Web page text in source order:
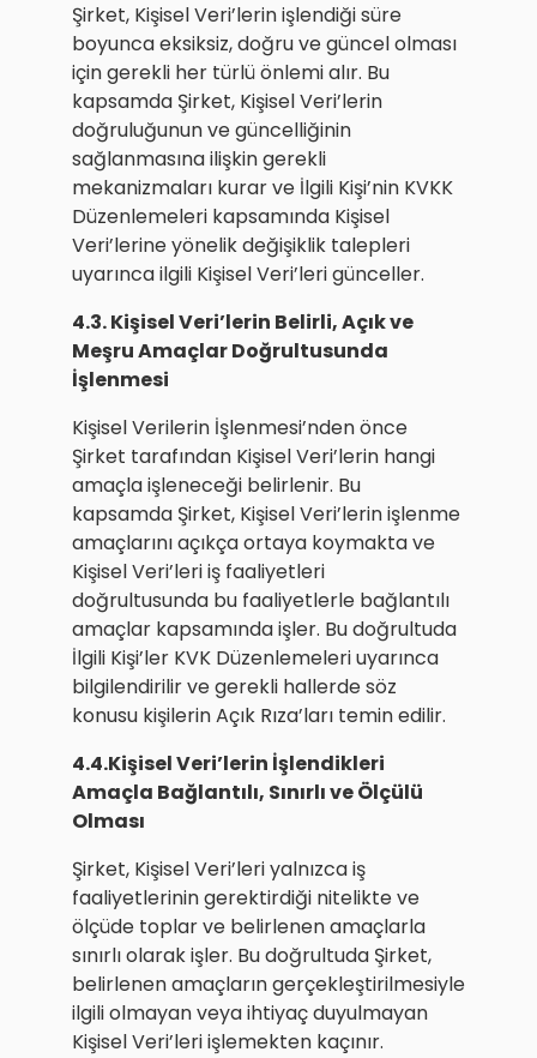
Şirket, Kişisel Veri’lerin işlendiği süre
boyunca eksiksiz, doğru ve güncel olması
için gerekli her türlü önlemi alır. Bu
kapsamda Şirket, Kişisel Veri’lerin
doğruluğunun ve güncelliğinin
sağlanmasına ilişkin gerekli
mekanizmaları kurar ve İlgili Kişi’nin KVKK
Düzenlemeleri kapsamında Kişisel
Veri’lerine yönelik değişiklik talepleri
uyarınca ilgili Kişisel Veri’leri günceller.
4.3. Kişisel Veri’lerin Belirli, Açık ve
Meşru Amaçlar Doğrultusunda
İşlenmesi
Kişisel Verilerin İşlenmesi’nden önce
Şirket tarafından Kişisel Veri’lerin hangi
amaçla işleneceği belirlenir. Bu
kapsamda Şirket, Kişisel Veri’lerin işlenme
amaçlarını açıkça ortaya koymakta ve
Kişisel Veri’leri iş faaliyetleri
doğrultusunda bu faaliyetlerle bağlantılı
amaçlar kapsamında işler. Bu doğrultuda
İlgili Kişi’ler KVK Düzenlemeleri uyarınca
bilgilendirilir ve gerekli hallerde söz
konusu kişilerin Açık Rıza’ları temin edilir.
4.4.Kişisel Veri’lerin İşlendikleri
Amaçla Bağlantılı, Sınırlı ve Ölçülü
Olması
Şirket, Kişisel Veri’leri yalnızca iş
faaliyetlerinin gerektirdiği nitelikte ve
ölçüde toplar ve belirlenen amaçlarla
sınırlı olarak işler. Bu doğrultuda Şirket,
belirlenen amaçların gerçekleştirilmesiyle
ilgili olmayan veya ihtiyaç duyulmayan
Kişisel Veri’leri işlemekten kaçınır.